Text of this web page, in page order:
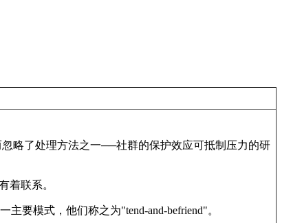
略了处理方法之一──社群的保护效应可抵制压力的研
着联系。
要模式，他们称之为"tend-and-befriend"。